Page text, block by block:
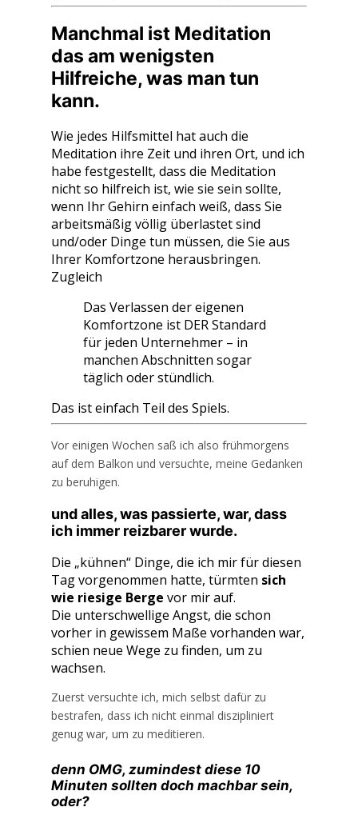
Manchmal ist Meditation
das am wenigsten
Hilfreiche, was man tun
kann.
Wie jedes Hilfsmittel hat auch die
Meditation ihre Zeit und ihren Ort, und ich
habe festgestellt, dass die Meditation
nicht so hilfreich ist, wie sie sein sollte,
wenn Ihr Gehirn einfach weiß, dass Sie
arbeitsmäßig völlig überlastet sind
und/oder Dinge tun müssen, die Sie aus
Ihrer Komfortzone herausbringen.
Zugleich
Das Verlassen der eigenen
Komfortzone ist DER Standard
für jeden Unternehmer – in
manchen Abschnitten sogar
täglich oder stündlich.
Das ist einfach Teil des Spiels.
Vor einigen Wochen saß ich also frühmorgens
auf dem Balkon und versuchte, meine Gedanken
zu beruhigen.
und alles, was passierte, war, dass
ich immer reizbarer wurde.
Die „kühnen“ Dinge, die ich mir für diesen
Tag vorgenommen hatte, türmten sich
wie riesige Berge vor mir auf.
Die unterschwellige Angst, die schon
vorher in gewissem Maße vorhanden war,
schien neue Wege zu finden, um zu
wachsen.
Zuerst versuchte ich, mich selbst dafür zu
bestrafen, dass ich nicht einmal diszipliniert
genug war, um zu meditieren.
denn OMG, zumindest diese 10
Minuten sollten doch machbar sein,
oder?